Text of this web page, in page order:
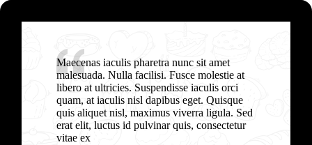
Maecenas iaculis pharetra nunc sit amet
malesuada. Nulla facilisi. Fusce molestie at
libero at ultricies. Suspendisse iaculis orci
quam, at iaculis nisl dapibus eget. Quisque
quis aliquet nisl, maximus viverra ligula. Sed
erat elit, luctus id pulvinar quis, consectetur
vitae ex